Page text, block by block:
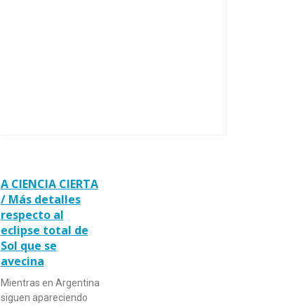
A CIENCIA CIERTA
/ Más detalles
respecto al
eclipse total de
Sol que se
avecina
Mientras en Argentina
siguen apareciendo